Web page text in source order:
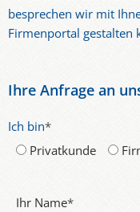
besprechen wir mit
Firmenportal gestalten
Ihre Anfrage an
Ich bin*
Privatkunde
Ihr Name*